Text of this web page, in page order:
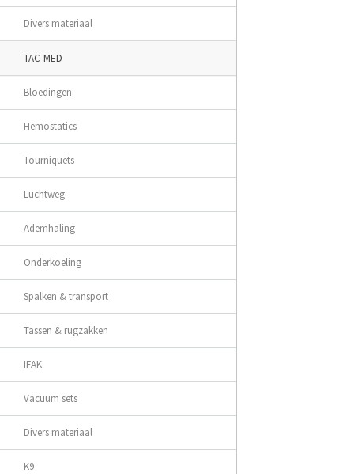
Divers materiaal
TAC-MED
Bloedingen
Hemostatics
Tourniquets
Luchtweg
Ademhaling
Onderkoeling
Spalken & transport
Tassen & rugzakken
IFAK
Vacuum sets
Divers materiaal
K9